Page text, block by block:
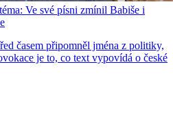
Ve své písni zmínil Babiše i
časem připomněl jména z politiky,
je to, co text vypovídá o české